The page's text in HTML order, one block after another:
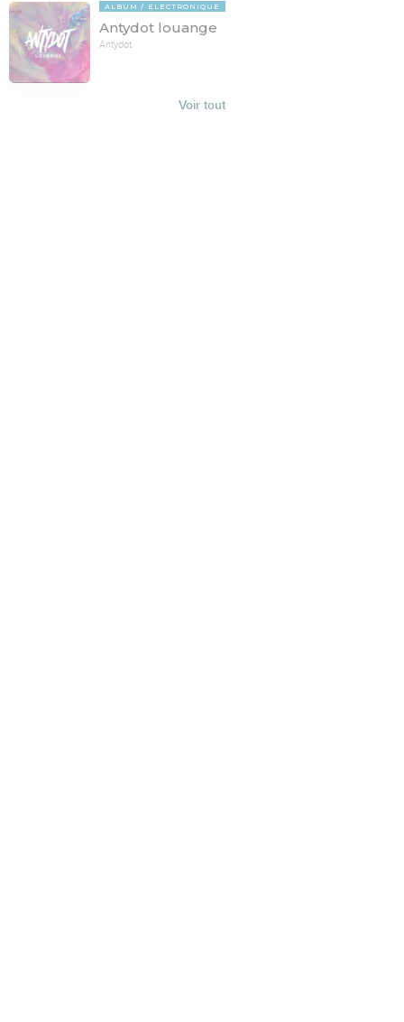
ALBUM ELECTRONIQUE
Antydot louange
Antydot
Voir tout